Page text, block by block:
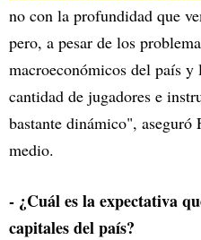
no con la profundidad que
pero, a pesar de los
macroeconómicos del país
cantidad de jugadores e
bastante dinámico", aseguró
medio.
- ¿Cuál es la expectativa
capitales del país?